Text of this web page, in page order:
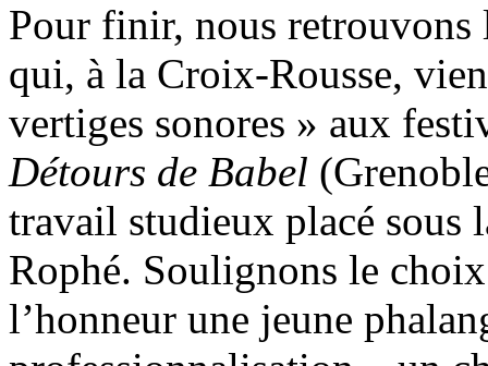
Pour finir, nous
qui, à la Croix-Rousse,
vertiges sonores » aux
Détours de Babel
travail studieux placé sous
Rophé. Soulignons le
l’honneur une jeune